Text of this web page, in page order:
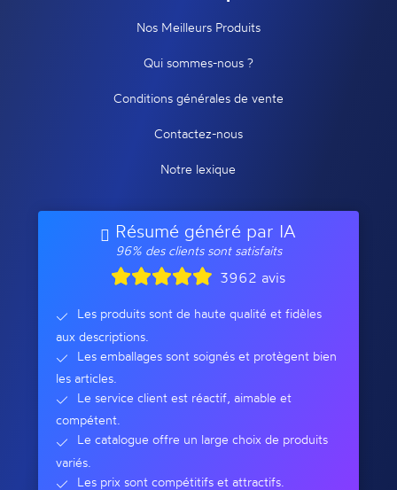
Nos Meilleurs Produits
Qui sommes-nous ?
Conditions générales de vente
Contactez-nous
Notre lexique
Résumé généré par IA
96% des clients sont satisfaits
3962 avis
Les produits sont de haute qualité et fidèles
aux descriptions.
Les emballages sont soignés et protègent bien
les articles.
Le service client est réactif, aimable et
compétent.
Le catalogue offre un large choix de produits
variés.
Les prix sont compétitifs et attractifs.